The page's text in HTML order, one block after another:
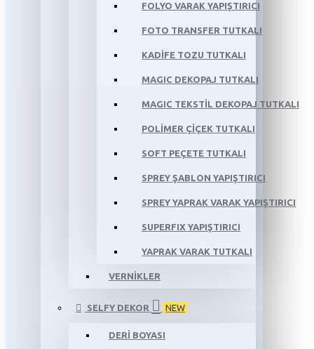
FOLYO VARAK YAPIŞTIRICI
FOTO TRANSFER TUTKALI
KADİFE TOZU TUTKALI
MAGIC DEKOPAJ TUTKALI
MAGIC TEKSTİL DEKOPAJ TUTKALI
POLİMER ÇİÇEK TUTKALI
SOFT PEÇETE TUTKALI
SPREY ŞABLON YAPIŞTIRICI
SPREY YAPRAK VARAK YAPIŞTIRICI
SUPERFIX YAPIŞTIRICI
YAPRAK VARAK TUTKALI
VERNİKLER
SELFY DEKOR NEW
DERİ BOYASI